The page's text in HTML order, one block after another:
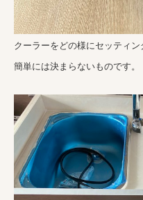
クーラーをどの様にセッティン
簡単には決まらないものです。